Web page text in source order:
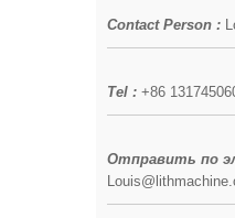
Contact Person :
Tel : +86
Отправить по